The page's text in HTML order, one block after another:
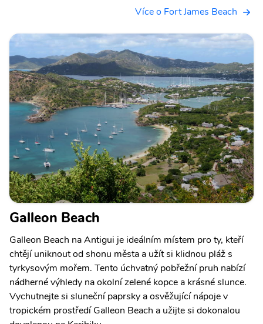
Více o Fort James Beach
Galleon Beach
Galleon Beach na Antigui je ideálním místem pro ty, kteří
chtějí uniknout od shonu města a užít si klidnou pláž s
tyrkysovým mořem. Tento úchvatný pobřežní pruh nabízí
nádherné výhledy na okolní zelené kopce a krásné slunce.
Vychutnejte si sluneční paprsky a osvěžující nápoje v
tropickém prostředí Galleon Beach a užijte si dokonalou